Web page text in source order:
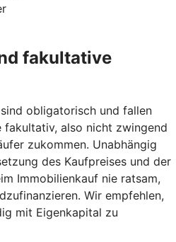
fakultative
obligatorisch und fallen
fakultativ, also nicht zwingend
zukommen. Unabhängig
des Kaufpreises und der
Immobilienkauf nie ratsam,
Wir empfehlen,
mit Eigenkapital zu